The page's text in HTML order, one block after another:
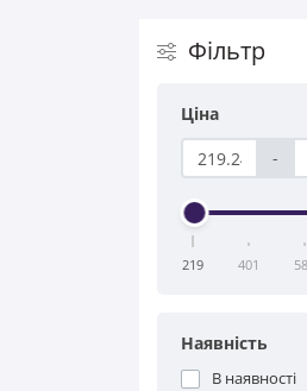
Фільтр
Ціна
-
219 401
Наявність
В наявності